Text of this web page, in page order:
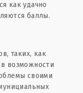
как удачно
баллы.
таких, как
возможности
своими